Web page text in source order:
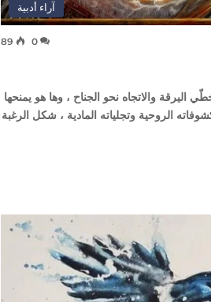
آراء أدبية
0
89
والاتجاه نحو الجناح ، وها هو يمنحها
الروحية وتجلياته المادية ، شكل الرغبة